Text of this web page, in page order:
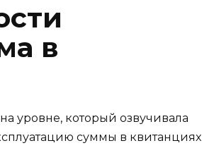
в
уровне, который озвучивала
суммы в квитанциях